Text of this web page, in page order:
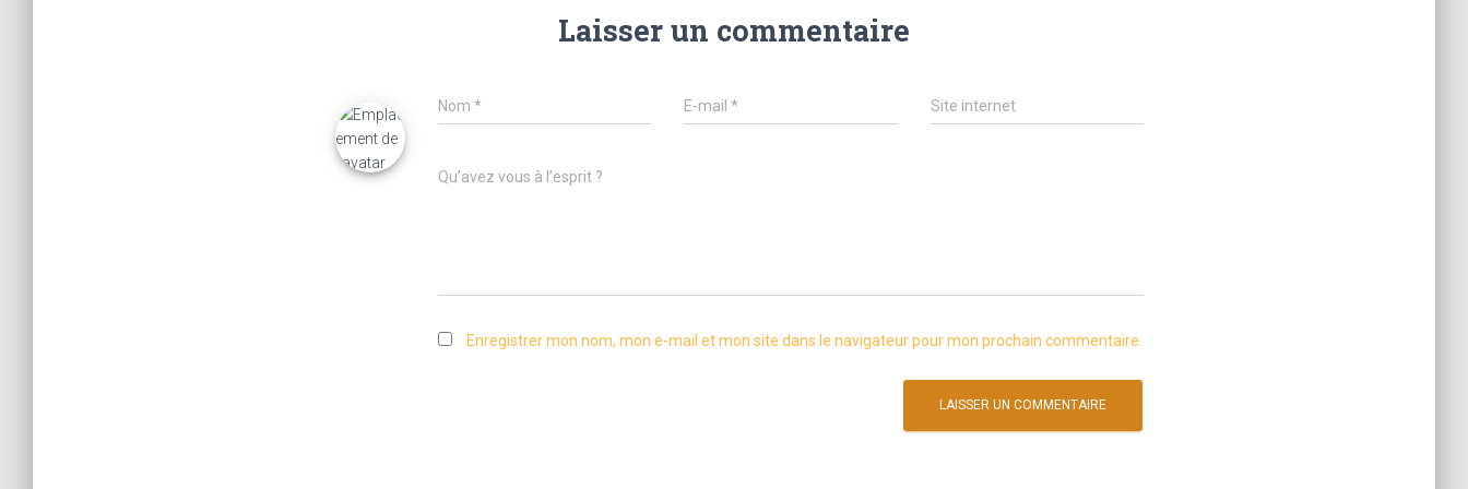
Laisser un commentaire
Nom * E-mail* Site internet
Qu’avez vous à l’esprit ?
Enregistrer mon nom, mon e-mail et mon site dans le navigateur pour mon prochain commentaire.